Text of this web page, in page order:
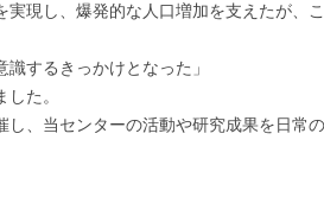
実現し、爆発的な人口増加を支えたが、
識するきっかけとなった」
た。
し、当センターの活動や研究成果を日常